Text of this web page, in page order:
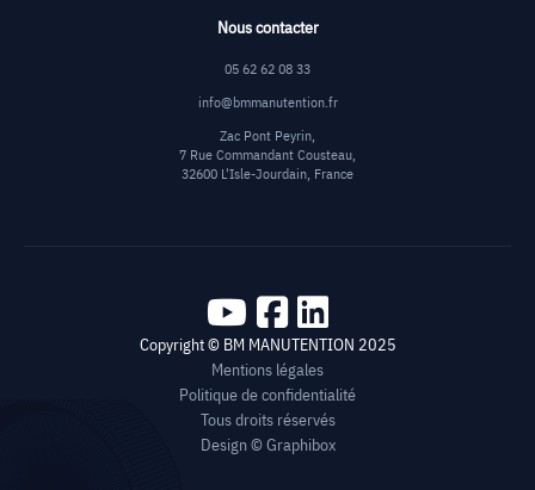
Nous contacter
05 62 62 08 33
info@bmmanutention.fr
Zac Pont Peyrin,
7 Rue Commandant Cousteau,
32600 L'Isle-Jourdain, France
Copyright © BM MANUTENTION 2025
Mentions légales
Politique de confidentialité
Tous droits réservés
Design © Graphibox